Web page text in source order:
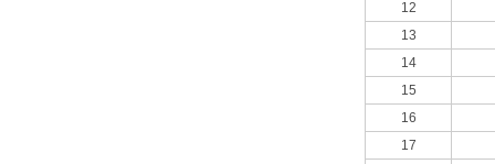
12
13
14
15
16
17